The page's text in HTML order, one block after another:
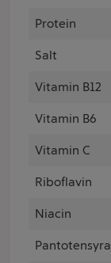
Protein
Salt
Vitamin B12
Vitamin B6
Vitamin C
Riboflavin
Niacin
Pantotensyra